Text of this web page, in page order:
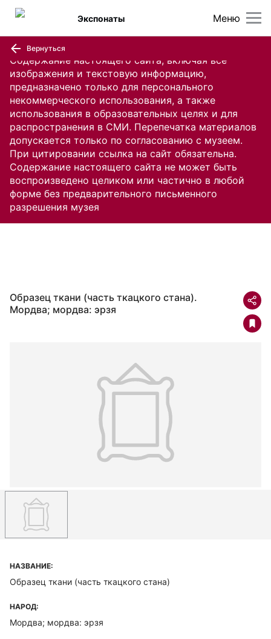
Содержание настоящего сайта, включая все
изображения и текстовую информацию,
предназначено только для персонального
некоммерческого использования, а также
использования в образовательных целях и для
распространения в СМИ. Перепечатка материалов
допускается только по согласованию с музеем.
При цитировании ссылка на сайт обязательна.
Содержание настоящего сайта не может быть
воспроизведено целиком или частично в любой
форме без предварительного письменного
разрешения музея
Меню
Экспонаты
Вернуться
Образец ткани (часть ткацкого стана).
Мордва; мордва: эрзя
НАЗВАНИЕ:
Образец ткани (часть ткацкого стана)
НАРОД:
Мордва; мордва: эрзя